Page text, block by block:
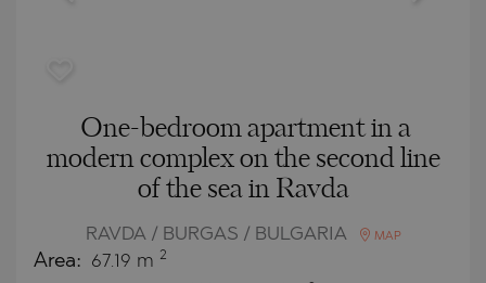
One-bedroom apartment in a
modern complex on the second line
of the sea in Ravda
RAVDA / BURGAS / BULGARIA MAP
Area: 67.19 m 2